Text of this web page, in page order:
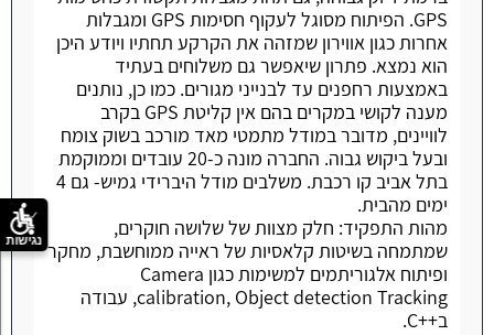
GPS. הפיתוח מסוגל לעקוף חסימות GPS ומגבלות
אחרות כגון אווירון שמזהה את הקרקע תחתיו ויודע היכן
הוא נמצא. פתרון שיאפשר גם משלוחים בעתיד
באמצעות רחפנים עד לבנייני מגורים. כמו כן, נותנים
מענה לקושי במקרים בהם אין קליטת GPS בקרב
לוויינים, מדובר במודל מתמטי מאד מורכב בשוק צומח
ובעל ביקוש גבוה. החברה מונה כ-20 עובדים וממוקמת
בתל אביב קו רכבת. משלבים מודל היברידי גמיש- גם 4
ימים מהבית.
מהות התפקיד: חלק מצוות של שלושה חוקרים,
שמתמחה בשיטות קלאסיות של ראייה ממוחשבת, מחקר
ופיתוח אלגוריתמים למשימות כגון Camera
calibration, Object detection Tracking, עבודה
ב++C.
נגישות